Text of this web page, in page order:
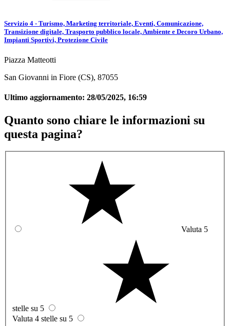
Servizio 4 - Turismo, Marketing territoriale, Eventi, Comunicazione,
Transizione digitale, Trasporto pubblico locale, Ambiente e Decoro Urbano,
Impianti Sportivi, Protezione Civile
Piazza Matteotti
San Giovanni in Fiore (CS), 87055
Ultimo aggiornamento: 28/05/2025, 16:59
Quanto sono chiare le informazioni su
questa pagina?
Valuta 5
stelle su 5
Valuta 4 stelle su 5